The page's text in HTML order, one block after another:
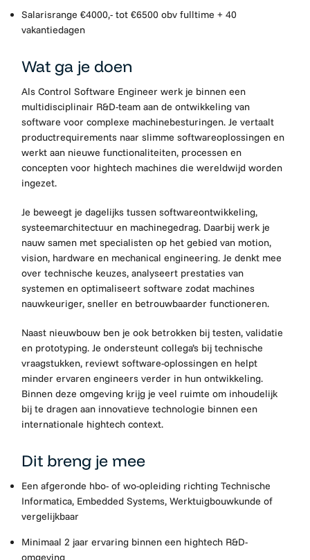
Salarisrange €4000,- tot €6500 obv fulltime + 40
vakantiedagen
Wat ga je doen
Als Control Software Engineer werk je binnen een
multidisciplinair R&D-team aan de ontwikkeling van
software voor complexe machinebesturingen. Je vertaalt
productrequirements naar slimme softwareoplossingen en
werkt aan nieuwe functionaliteiten, processen en
concepten voor hightech machines die wereldwijd worden
ingezet.
Je beweegt je dagelijks tussen softwareontwikkeling,
systeemarchitectuur en machinegedrag. Daarbij werk je
nauw samen met specialisten op het gebied van motion,
vision, hardware en mechanical engineering. Je denkt mee
over technische keuzes, analyseert prestaties van
systemen en optimaliseert software zodat machines
nauwkeuriger, sneller en betrouwbaarder functioneren.
Naast nieuwbouw ben je ook betrokken bij testen, validatie
en prototyping. Je ondersteunt collega’s bij technische
vraagstukken, reviewt software-oplossingen en helpt
minder ervaren engineers verder in hun ontwikkeling.
Binnen deze omgeving krijg je veel ruimte om inhoudelijk
bij te dragen aan innovatieve technologie binnen een
internationale hightech context.
Dit breng je mee
Een afgeronde hbo- of wo-opleiding richting Technische
Informatica, Embedded Systems, Werktuigbouwkunde of
vergelijkbaar
Minimaal 2 jaar ervaring binnen een hightech R&D-
omgeving